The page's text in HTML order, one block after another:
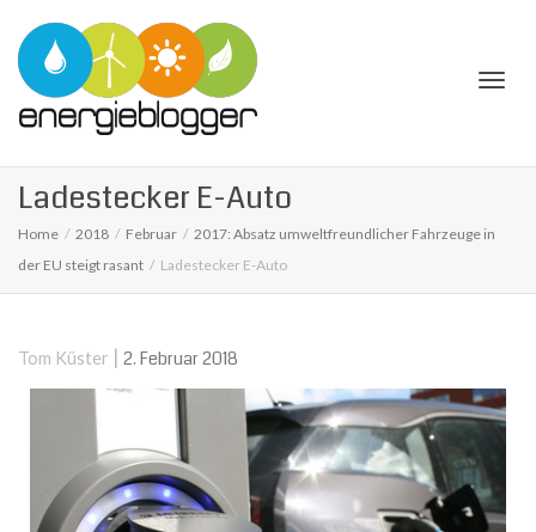
Ladestecker E-Auto
Home 2018 Februar
2017: Absatz umweltfreundlicher Fahrzeuge in
der EU steigt rasant
Ladestecker E-Auto
Tom Küster | 2. Februar 2018